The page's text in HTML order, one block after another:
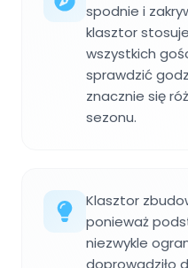
spodnie i
klasztor
wszystkich
sprawdzić
znacznie się
sezonu.
Klasztor
ponieważ
niezwykle
doprowadziło